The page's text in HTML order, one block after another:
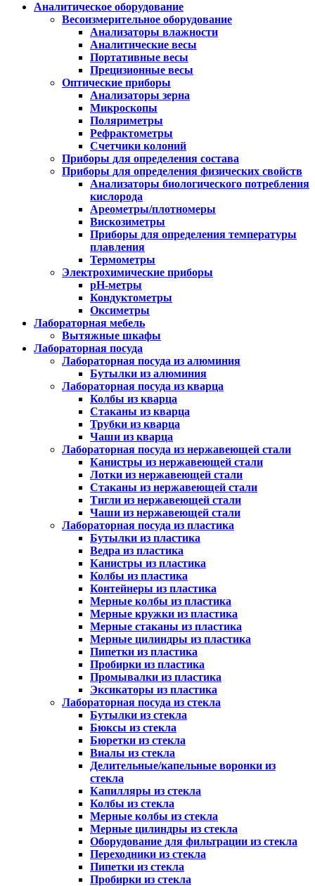
Аналитическое оборудование
Весоизмерительное оборудование
Анализаторы влажности
Аналитические весы
Портативные весы
Прецизионные весы
Оптические приборы
Анализаторы зерна
Микроскопы
Поляриметры
Рефрактометры
Счетчики колоний
Приборы для определения состава
Приборы для определения физических свойств
Анализаторы биологического потребления
кислорода
Ареометры/плотномеры
Вискозиметры
Приборы для определения температуры
плавления
Термометры
Электрохимические приборы
pH-метры
Кондуктометры
Оксиметры
Лабораторная мебель
Вытяжные шкафы
Лабораторная посуда
Лабораторная посуда из алюминия
Бутылки из алюминия
Лабораторная посуда из кварца
Колбы из кварца
Стаканы из кварца
Трубки из кварца
Чаши из кварца
Лабораторная посуда из нержавеющей стали
Канистры из нержавеющей стали
Лотки из нержавеющей стали
Стаканы из нержавеющей стали
Тигли из нержавеющей стали
Чаши из нержавеющей стали
Лабораторная посуда из пластика
Бутылки из пластика
Ведра из пластика
Канистры из пластика
Колбы из пластика
Контейнеры из пластика
Мерные колбы из пластика
Мерные кружки из пластика
Мерные стаканы из пластика
Мерные цилиндры из пластика
Пипетки из пластика
Пробирки из пластика
Промывалки из пластика
Эксикаторы из пластика
Лабораторная посуда из стекла
Бутылки из стекла
Бюксы из стекла
Бюретки из стекла
Виалы из стекла
Делительные/капельные воронки из
стекла
Капилляры из стекла
Колбы из стекла
Мерные колбы из стекла
Мерные цилиндры из стекла
Оборудование для фильтрации из стекла
Переходники из стекла
Пипетки из стекла
Пробирки из стекла